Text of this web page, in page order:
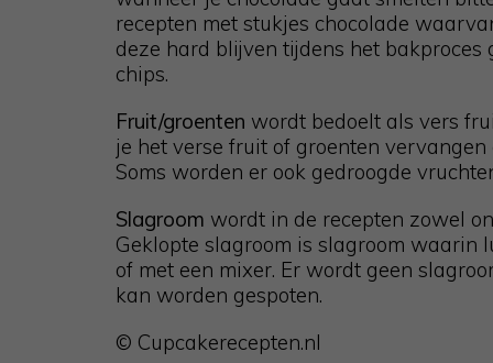
recepten met stukjes chocolade
deze hard blijven tijdens het bakproces
chips.
Fruit/groenten wordt bedoelt als vers
je het verse fruit of groenten
Soms worden er ook gedroogde
Slagroom wordt in de recepten zowel
Geklopte slagroom is slagroom waarin
of met een mixer. Er wordt geen
kan worden gespoten.
© Cupcakerecepten.nl